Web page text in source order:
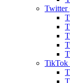
Twitter
TikTok